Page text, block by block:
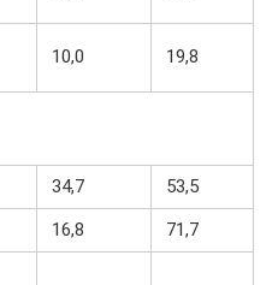
10,0 19,8
34,7 53,5
16,8 71,7